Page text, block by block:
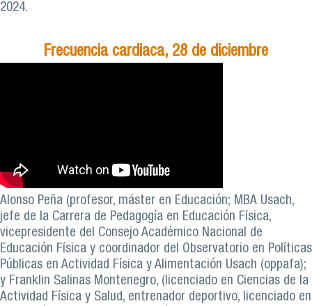
2024.
Frecuencia cardiaca, 28 de diciembre
Alonso Peña (profesor, máster en Educación; MBA Usach,
jefe de la Carrera de Pedagogía en Educación Física,
vicepresidente del Consejo Académico Nacional de
Educación Física y coordinador del Observatorio en Políticas
Públicas en Actividad Física y Alimentación Usach (oppafa);
y Franklin Salinas Montenegro, (licenciado en Ciencias de la
Actividad Física y Salud, entrenador deportivo, licenciado en